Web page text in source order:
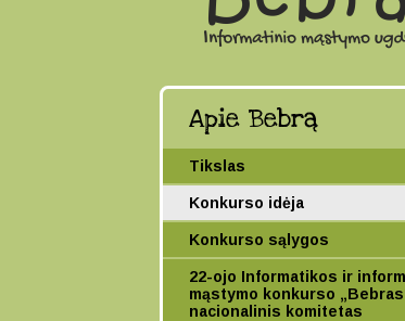
Apie Bebrą
Tikslas
Konkurso idėja
Konkurso sąlygos
22-ojo Informatikos ir
mąstymo konkurso
nacionalinis komitetas